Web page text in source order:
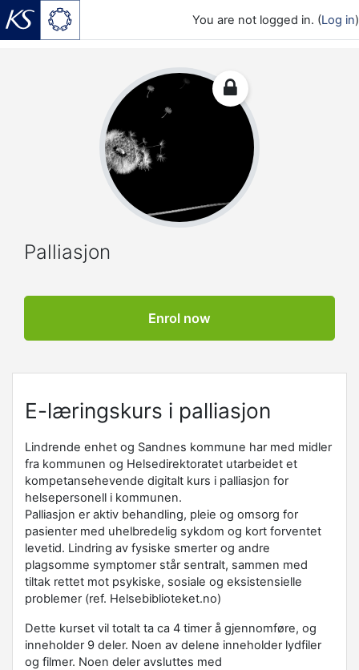
You are not logged in. (Log in)
Palliasjon
Enrol now
E-læringskurs i palliasjon
Lindrende enhet og Sandnes kommune har med midler
fra kommunen og Helsedirektoratet utarbeidet et
kompetansehevende digitalt kurs i palliasjon for
helsepersonell i kommunen.
Palliasjon er aktiv behandling, pleie og omsorg for
pasienter med uhelbredelig sykdom og kort forventet
levetid. Lindring av fysiske smerter og andre
plagsomme symptomer står sentralt, sammen med
tiltak rettet mot psykiske, sosiale og eksistensielle
problemer (ref. Helsebiblioteket.no)
Dette kurset vil totalt ta ca 4 timer å gjennomføre, og
inneholder 9 deler. Noen av delene inneholder lydfiler
og filmer. Noen deler avsluttes med